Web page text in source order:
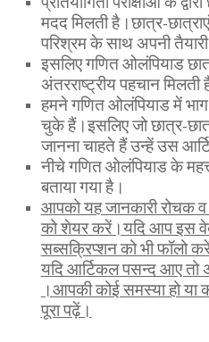
मदद मिलती है।छात्र-
परिश्रम के साथ अपनी
इसलिए गणित ओलंपियाड
अंतरराष्ट्रीय पहचान मिलती
हमने गणित ओलंपियाड में
चुके हैं।इसलिए जो छात्र-
जानना चाहते हैं उन्हें उस
नीचे गणित ओलंपियाड के
बताया गया है।
आपको यह जानकारी रोचक
को शेयर करें।यदि आप इस
सब्सक्रिप्शन को भी फॉलो
यदि आर्टिकल पसन्द आए तो
।आपकी कोई समस्या हो
पूरा पढ़ें।